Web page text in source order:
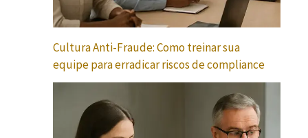
Cultura Anti-Fraude: Como treinar sua
equipe para erradicar riscos de compliance